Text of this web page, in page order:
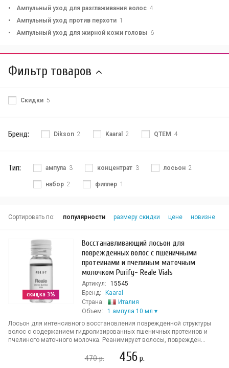
Ампульный уход для разглаживания волос 4
Ампульный уход против перхоти 1
Ампульный уход для жирной кожи головы 6
Фильтр товаров
Скидки 5
Бренд: Dikson 2 Kaaral 2 QTEM 4
Тип: ампула 3 концентрат 3 лосьон 2
набор 2 филлер 1
Сортировать по: популярности размеру скидки цене новизне
скидка 3%
Восстанавливающий лосьон для
поврежденных волос с пшеничными
протеинами и пчелиным маточным
молочком Purify- Reale Vials
Артикул:
15545
Бренд:
Kaaral
Страна:
Италия
Объем:
1 ампула 10 мл
Лосьон для интенсивного восстановления поврежденной структуры
волос с содержанием гидролизированных пшеничных протеинов и
пчелиного маточного молочка. Реанимирует волосы, поврежден...
470р. 456р.